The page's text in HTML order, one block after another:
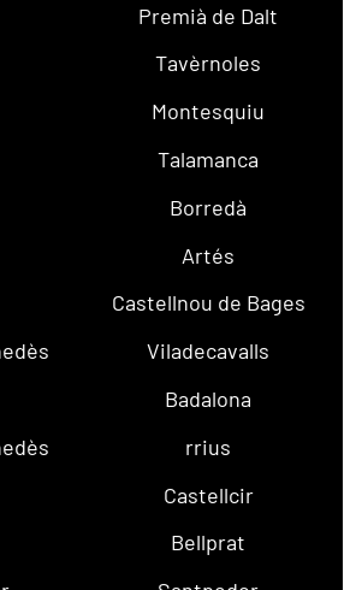
Premià de Dalt
Tavèrnoles
Montesquiu
Talamanca
Borredà
Artés
Castellnou de Bages
Viladecavalls
Badalona
rrius
Castellcir
Bellprat